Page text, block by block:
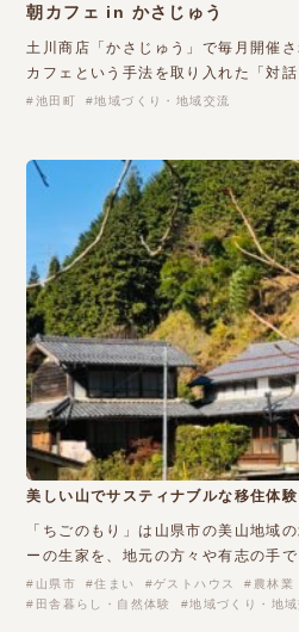
朝カフェ in かさじゅう
土川商店「かさじゅう」で毎月開催
カフェという手法を取り入れた「対
池田町 地域づくり・地域交流
美しい山でサスティナブルな移住体験
「ちごのもり」は山県市の美山地域
ーの生家を、地元の方々や有志の手
山県市 住まい ゲストハウス 農林業
田舎暮らし・自然体験
地域づくり・地域